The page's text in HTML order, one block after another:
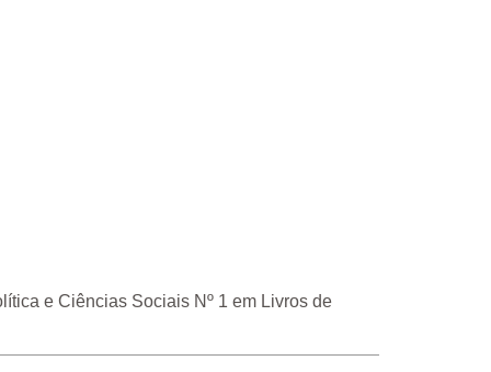
e Ciências Sociais Nº 1 em Livros de